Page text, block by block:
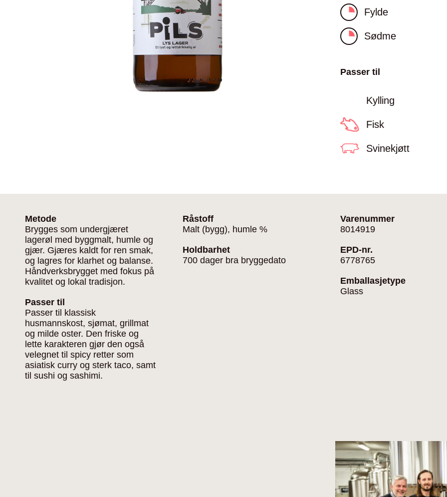
Fylde
Sødme
Passer til
Kylling
Fisk
Svinekjøtt
Metode
Brygges som undergjæret
lagerøl med byggmalt, humle og
gjær. Gjæres kaldt for ren smak,
og lagres for klarhet og balanse.
Håndverksbrygget med fokus på
kvalitet og lokal tradisjon.
Passer til
Passer til klassisk
husmannskost, sjømat, grillmat
og milde oster. Den friske og
lette karakteren gjør den også
velegnet til spicy retter som
asiatisk curry og sterk taco, samt
til sushi og sashimi.
Råstoff
Malt (bygg), humle %
Holdbarhet
700 dager bra bryggedato
Varenummer
8014919
EPD-nr.
6778765
Emballasjetype
Glass